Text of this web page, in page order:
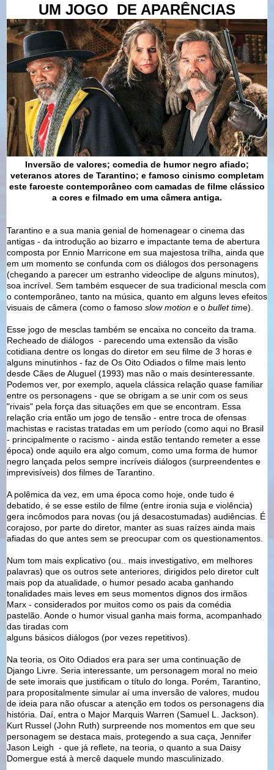
UM JOGO DE APARÊNCIAS
Inversão de valores; comedia de humor negro afiado;
veteranos atores de Tarantino; e famoso cinismo completam
este faroeste contemporâneo com camadas de filme clássico
a cores e filmado em uma câmera antiga.
Tarantino e a sua mania genial de homenagear o cinema das
antigas - da introdução ao bizarro e impactante tema de abertura
composta por Ennio Marricone em sua majestosa trilha, ainda que
em um momento se confunda com os diálogos dos personagens
(chegando a parecer um estranho videoclipe de alguns minutos),
soa incrível. Sem também esquecer de sua tradicional mescla com
o contemporâneo, tanto na música, quanto em alguns leves efeitos
visuais de câmera (como o famoso slow motion e o bullet time).
Esse jogo de mesclas também se encaixa no conceito da trama.
Recheado de diálogos - parecendo uma extensão da visão
cotidiana dentre os longas do diretor em seu filme de 3 horas e
alguns minutinhos - faz de Os Oito Odiados o filme mais lento
desde Cães de Aluguel (1993) mas não o mais desinteressante.
Podemos ver, por exemplo, aquela clássica relação quase familiar
entre os personagens - que se obrigam a se unir com os seus
"rivais" pela força das situações em que se encontram. Essa
relação cria então um jogo de tensão - entre troca de ofensas
machistas e racistas tratadas em um período (como aqui no Brasil
- principalmente o racismo - ainda estão tentando remeter a esse
época) onde aquilo era algo comum, como uma forma de humor
negro lançada pelos sempre incríveis diálogos (surpreendentes e
imprevisíveis) dos filmes de Tarantino.
A polêmica da vez, em uma época como hoje, onde tudo é
debatido, é se esse estilo de filme (entre ironia suja e violência)
gera incômodos para novas (ou já desacostumadas) audiências. É
corajoso, por parte do diretor, manter as suas raízes ainda mais
afiadas do que antes sem se preocupar com os questionamentos.
Num tom mais explicativo (ou.. mais investigativo, em melhores
palavras) que os outros sete anteriores, dirigidos pelo diretor cult
mais pop da atualidade, o humor pesado acaba ganhando
tonalidades mais leves em seus momentos dignos dos irmãos
Marx - considerados por muitos como os pais da comédia
pastelão. Aonde o humor visual ganha mais forma, acompanhado
das tiradas com
alguns básicos diálogos (por vezes repetitivos).
Na teoria, os Oito Odiados era para ser uma continuação de
Django Livre. Seria interessante, um personagem moral no meio
de sete imorais que justificam o título do longa. Porém, Tarantino,
para propositalmente simular aí uma inversão de valores, mudou
de ideia para não ofuscar a atenção em todos os personagens dia
história. Daí, entra o Major Marquis Warren (Samuel L. Jackson).
Kurt Russel (John Ruth) surpreende nos momentos em que seu
personagem se destaca mais, protegendo a sua caça, Jennifer
Jason Leigh - que já reflete, na teoria, o quanto a sua Daisy
Domergue está à mercê daquele mundo masculinizado.